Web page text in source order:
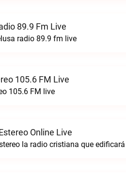
89.9 Fm Live
radio 89.9 fm live
105.6 FM Live
105.6 FM live
Online Live